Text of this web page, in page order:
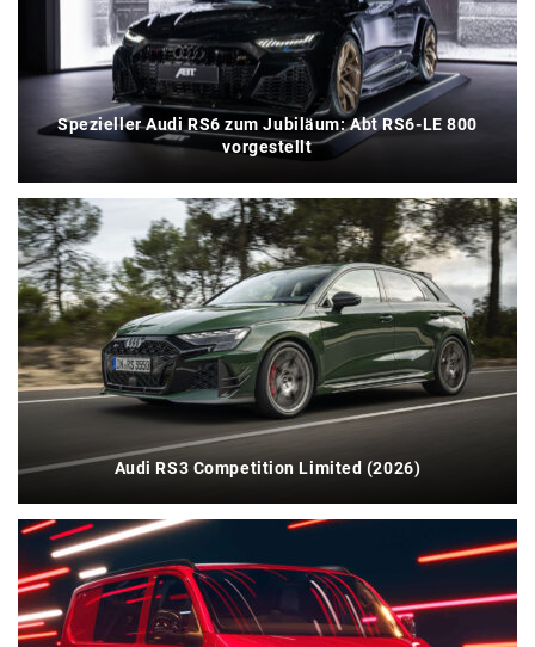
Spezieller Audi RS6 zum Jubiläum: Abt RS6-LE 800
vorgestellt
Audi RS3 Competition Limited (2026)